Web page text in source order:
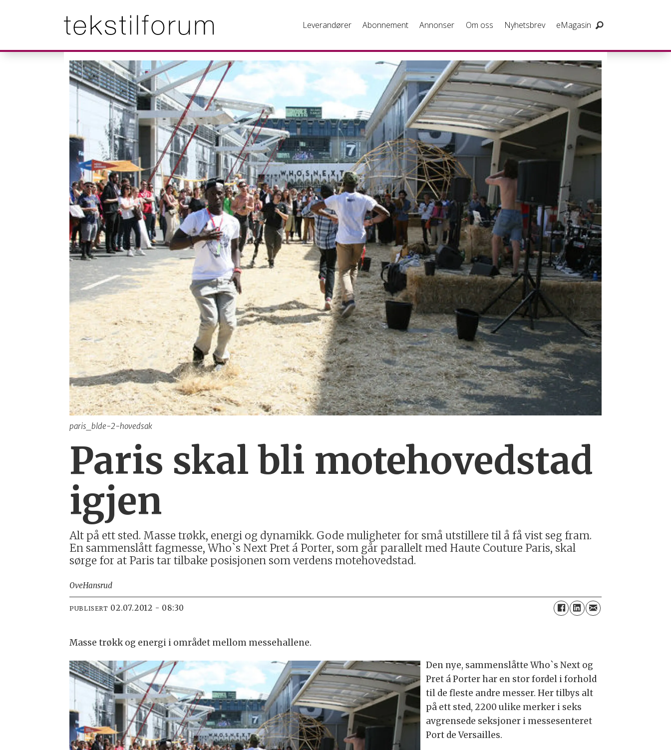
Leverandører Abonnement Annonser Om oss Nyhetsbrev eMagasin
paris_blde-2-hovedsak
Paris skal bli motehovedstad
igjen
Alt på ett sted. Masse trøkk, energi og dynamikk. Gode muligheter for små utstillere til å få vist seg fram.
En sammenslått fagmesse, Who`s Next Pret á Porter, som går parallelt med Haute Couture Paris, skal
sørge for at Paris tar tilbake posisjonen som verdens motehovedstad.
OveHansrud
PUBLISERT 02.07.2012 - 08:30
Masse trøkk og energi i området mellom messehallene.
Den nye, sammenslåtte Who`s Next og
Pret á Porter har en stor fordel i forhold
til de fleste andre messer. Her tilbys alt
på ett sted, 2200 ulike merker i seks
avgrensede seksjoner i messesenteret
Port de Versailles.